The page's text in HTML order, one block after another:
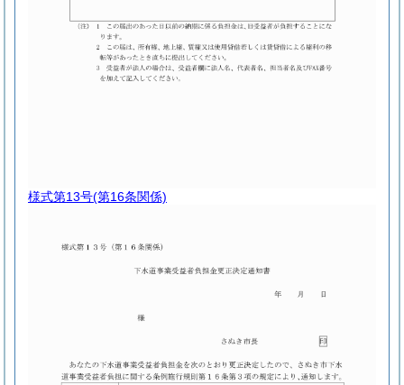
様式第13号(第16条関係)